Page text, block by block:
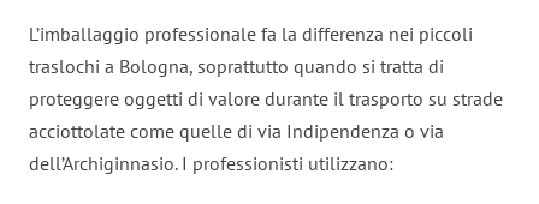
L’imballaggio professionale fa la differenza nei piccoli
traslochi a Bologna, soprattutto quando si tratta di
proteggere oggetti di valore durante il trasporto su strade
acciottolate come quelle di via Indipendenza o via
dell’Archiginnasio. I professionisti utilizzano: